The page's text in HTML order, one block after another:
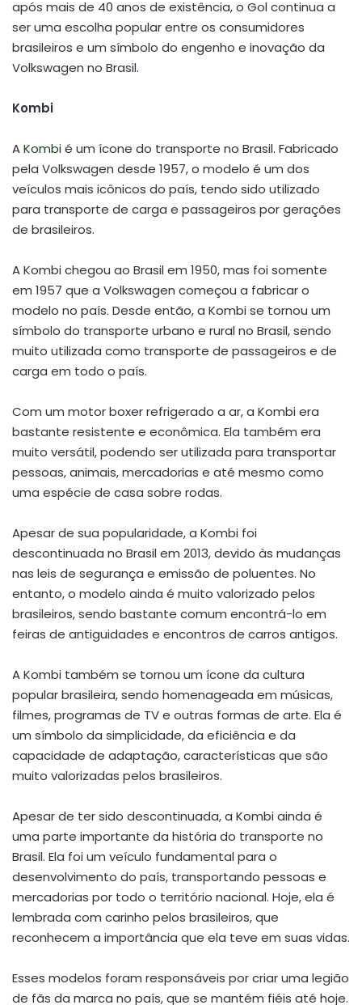
após mais de 40 anos de existência, o Gol continua a
ser uma escolha popular entre os consumidores
brasileiros e um símbolo do engenho e inovação da
Volkswagen no Brasil.
Kombi
AKombié um ícone do transporte no Brasil. Fabricado
pela Volkswagen desde 1957, o modelo é um dos
veículos mais icônicos do país, tendo sido utilizado
para transporte de carga e passageiros por gerações
de brasileiros.
A Kombi chegou ao Brasil em 1950, mas foi somente
em 1957 que a Volkswagen começou a fabricar o
modelo no país. Desde então, a Kombi se tornou um
símbolo do transporte urbano e rural no Brasil, sendo
muito utilizada como transporte de passageiros e de
carga em todo o país.
Com um motor boxer refrigerado a ar, a Kombi era
bastante resistente e econômica. Ela também era
muito versátil, podendo ser utilizada para transportar
pessoas, animais, mercadorias e até mesmo como
uma espécie de casa sobre rodas.
Apesar de sua popularidade, a Kombi foi
descontinuada no Brasil em 2013, devido às mudanças
nas leis de segurança e emissão de poluentes. No
entanto, o modelo ainda é muito valorizado pelos
brasileiros, sendo bastante comum encontrá-lo em
feiras de antiguidades e encontros de carros antigos.
A Kombi também se tornou um ícone da cultura
popular brasileira, sendo homenageada em músicas,
filmes, programas de TV e outras formas de arte. Ela é
um símbolo da simplicidade, da eficiência e da
capacidade de adaptação, características que são
muito valorizadas pelos brasileiros.
Apesar de ter sido descontinuada, a Kombi ainda é
uma parte importante da história do transporte no
Brasil. Ela foi um veículo fundamental para o
desenvolvimento do país, transportando pessoas e
mercadorias por todo o território nacional. Hoje, ela é
lembrada com carinho pelos brasileiros, que
reconhecem a importância que ela teve em suas vidas.
Esses modelos foram responsáveis por criar uma legião
de fãs da marca no país, que se mantém fiéis até hoje.